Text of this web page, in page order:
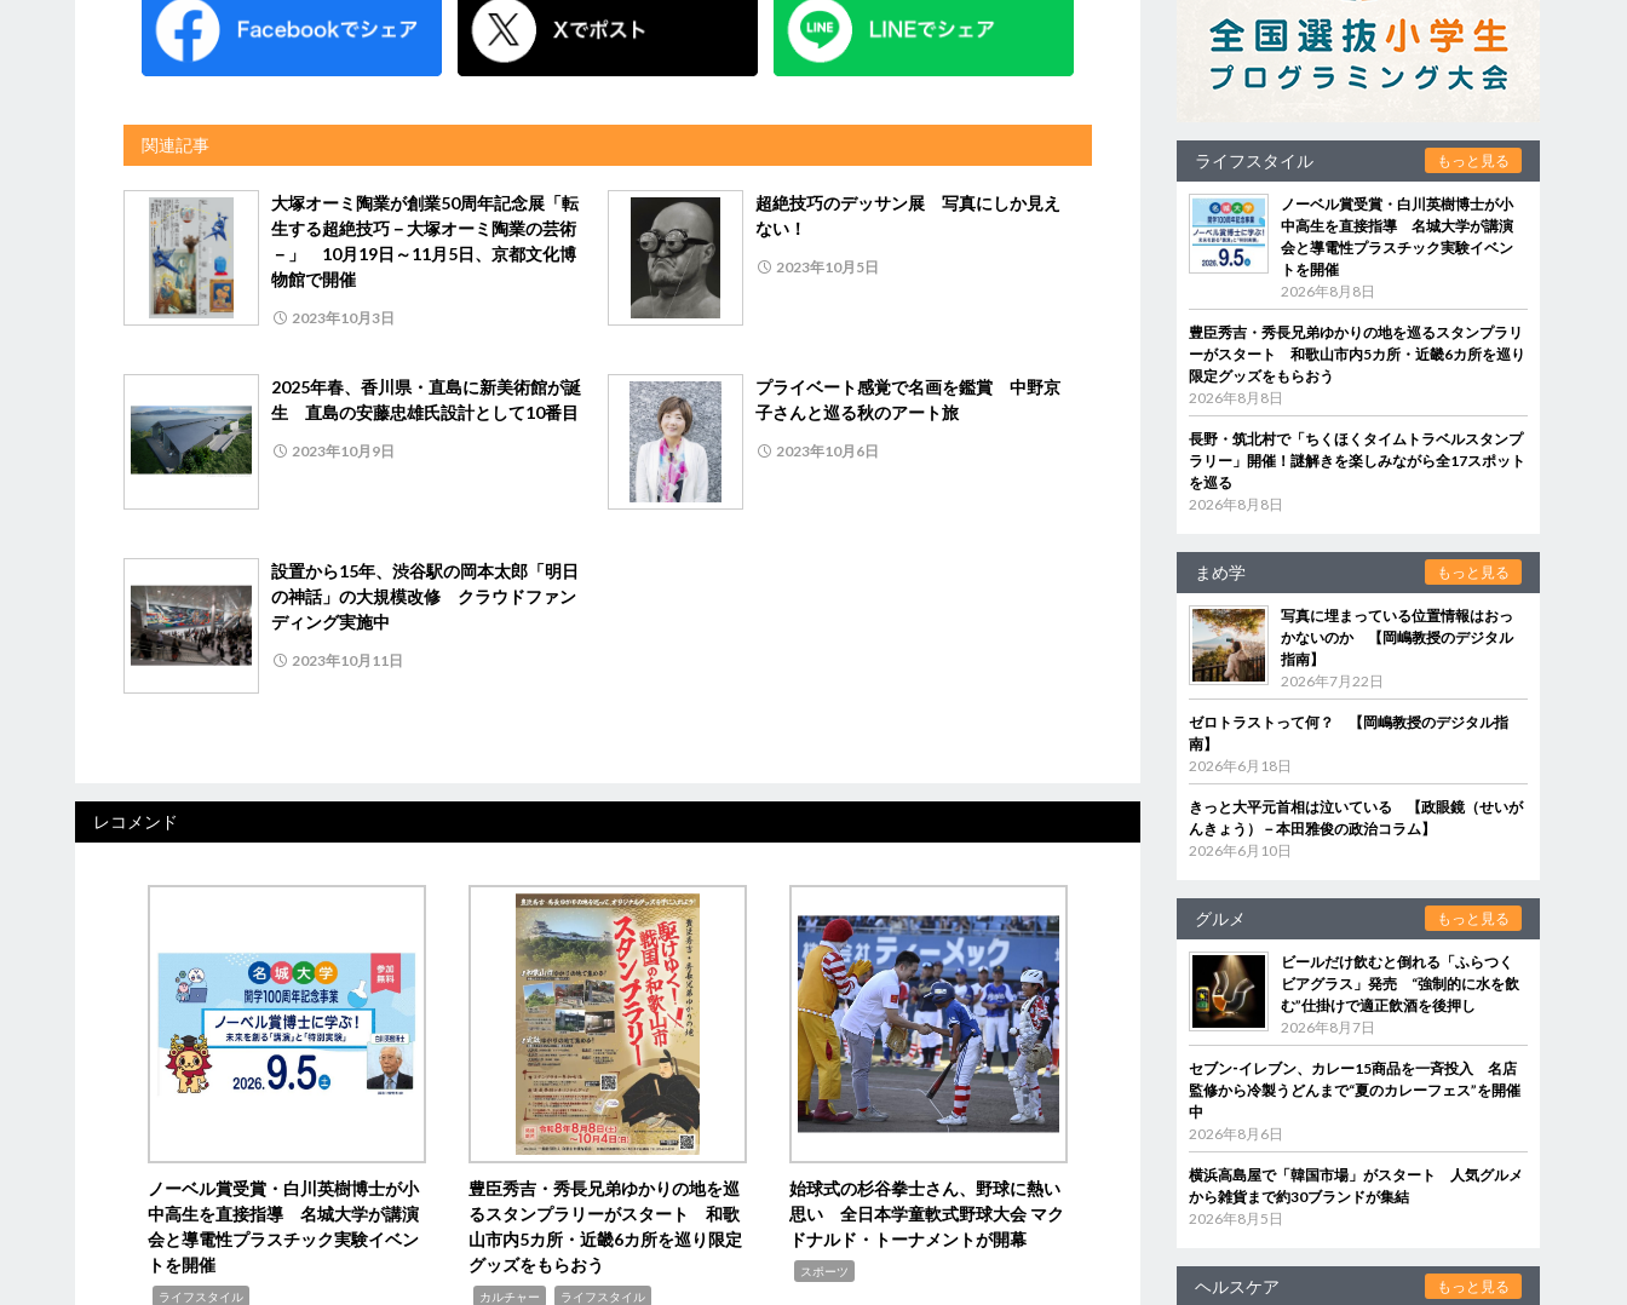
関連記事
大塚オーミ陶業が創業50周年記念展「転
生する超絶技巧－大塚オーミ陶業の芸術
－」 10月19日～11月5日、京都文化博
物館で開催
2023年10月3日
超絶技巧のデッサン展 写真にしか見え
ない！
2023年10月5日
2025年春、香川県・直島に新美術館が誕
生 直島の安藤忠雄氏設計として10番目
2023年10月9日
プライベート感覚で名画を鑑賞 中野京
子さんと巡る秋のアート旅
2023年10月6日
設置から15年、渋谷駅の岡本太郎「明日
の神話」の大規模改修 クラウドファン
ディング実施中
2023年10月11日
レコメンド
ノーベル賞受賞・白川英樹博士が小
中高生を直接指導 名城大学が講演
会と導電性プラスチック実験イベン
トを開催
ライフスタイル
豊臣秀吉・秀長兄弟ゆかりの地を巡
るスタンプラリーがスタート 和歌
山市内5カ所・近畿6カ所を巡り限定
グッズをもらおう
カルチャー ライフスタイル
始球式の杉谷拳士さん、野球に熱い
思い 全日本学童軟式野球大会 マク
ドナルド・トーナメントが開幕
スポーツ
ライフスタイル もっと見る
ノーベル賞受賞・白川英樹博士が小
中高生を直接指導 名城大学が講演
会と導電性プラスチック実験イベン
トを開催
2026年8月8日
豊臣秀吉・秀長兄弟ゆかりの地を巡るスタンプラリ
ーがスタート 和歌山市内5カ所・近畿6カ所を巡り
限定グッズをもらおう
2026年8月8日
長野・筑北村で「ちくほくタイムトラベルスタンプ
ラリー」開催！謎解きを楽しみながら全17スポット
を巡る
2026年8月8日
まめ学 もっと見る
写真に埋まっている位置情報はおっ
かないのか 【岡嶋教授のデジタル
指南】
2026年7月22日
ゼロトラストって何？ 【岡嶋教授のデジタル指
南】
2026年6月18日
きっと大平元首相は泣いている 【政眼鏡（せいが
んきょう）－本田雅俊の政治コラム】
2026年6月10日
グルメ もっと見る
ビールだけ飲むと倒れる「ふらつく
ビアグラス」発売 “強制的に水を飲
む”仕掛けで適正飲酒を後押し
2026年8月7日
セブン‐イレブン、カレー15商品を一斉投入 名店
監修から冷製うどんまで“夏のカレーフェス”を開催
中
2026年8月6日
横浜高島屋で「韓国市場」がスタート 人気グルメ
から雑貨まで約30ブランドが集結
2026年8月5日
ヘルスケア もっと見る